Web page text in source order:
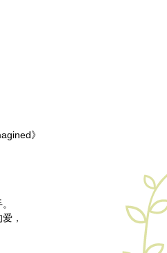
》
，